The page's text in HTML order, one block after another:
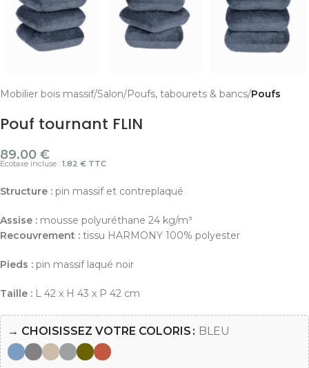
Mobilier bois massif Salon Poufs, tabourets & bancs Poufs
Pouf tournant FLIN
89.00 €
Ecotaxe incluse : 1.82 € TTC
Structure : pin massif et contreplaqué
Assise : mousse polyuréthane 24 kg/m³
Recouvrement : tissu HARMONY 100% polyester
Pieds : pin massif laqué noir
Taille : L 42 x H 43 x P 42 cm
→ CHOISISSEZ VOTRE COLORIS BLEU